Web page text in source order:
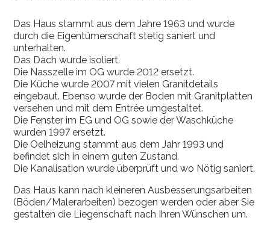
Das Haus stammt aus dem Jahre 1963 und wurde
durch die Eigentümerschaft stetig saniert und
unterhalten.
Das Dach wurde isoliert.
Die Nasszelle im OG wurde 2012 ersetzt.
Die Küche wurde 2007 mit vielen Granitdetails
eingebaut. Ebenso wurde der Boden mit Granitplatten
versehen und mit dem Entrée umgestaltet.
Die Fenster im EG und OG sowie der Waschküche
wurden 1997 ersetzt.
Die Oelheizung stammt aus dem Jahr 1993 und
befindet sich in einem guten Zustand.
Die Kanalisation wurde überprüft und wo Nötig saniert.
Das Haus kann nach kleineren Ausbesserungsarbeiten
(Böden/Malerarbeiten) bezogen werden oder aber Sie
gestalten die Liegenschaft nach Ihren Wünschen um.